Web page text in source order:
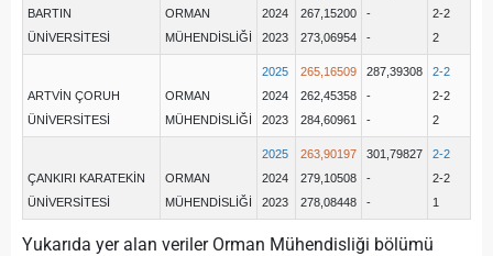
BARTIN
ÜNİVERSİTESİ
ORMAN
MÜHENDİSLİĞİ
2024
2023
267,15200
273,06954
-
-
2-2
2
ARTVİN ÇORUH
ÜNİVERSİTESİ
ORMAN
MÜHENDİSLİĞİ
2025
2024
2023
265,16509
262,45358
284,60961
287,39308
-
-
2-2
2-2
2
ÇANKIRI KARATEKİN
ÜNİVERSİTESİ
ORMAN
MÜHENDİSLİĞİ
2025
2024
2023
263,90197
279,10508
278,08448
301,79827
-
-
2-2
2-2
1
Yukarıda yer alan veriler Orman Mühendisliği bölümü